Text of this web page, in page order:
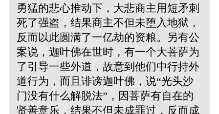
勇猛的悲心推动下，大悲商主用短矛刺
死了强盗，结果商主不但未堕入地狱，
反而以此圆满了一亿劫的资粮。另有公
案说，迦叶佛在世时，有一个大菩萨为
了引导一些外道，故意到他们中行持外
道行为，而且诽谤迦叶佛，说“光头沙
门没有什么解脱法”，因菩萨有自在的
贤善意乐，结果不但未成罪过，反而成